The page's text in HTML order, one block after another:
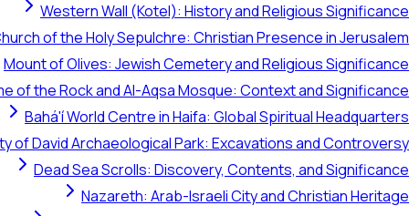
Western Wall (Kotel): History and Religious Significance
of the Holy Sepulchre: Christian Presence in Jerusalem
Mount of Olives: Jewish Cemetery and Religious Significance
of the Rock and Al-Aqsa Mosque: Context and Significance
Bahá'í World Centre in Haifa: Global Spiritual Headquarters
of David Archaeological Park: Excavations and Controversy
Dead Sea Scrolls: Discovery, Contents, and Significance
Nazareth: Arab-Israeli City and Christian Heritage